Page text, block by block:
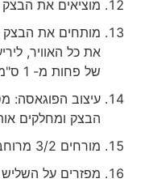
מוציאים את הבצק
מותחים את הבצק
של פחות מ- 1 ס"מ
הבצק ומחלקים אותו ל־3 חלקים
מורחים 3/2 מרוחב הבצק בטפנד הזיתים